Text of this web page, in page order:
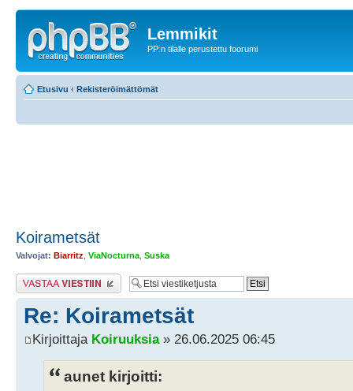
Lemmikit
PP:n tilalle perustettu foorumi
Etusivu ‹ Rekisteröimättömät
Koirametsät
Valvojat: Biarritz ViaNocturna Suska
Lähetä vastaus
Re: Koirametsät
Kirjoittaja Koiruuksia» 26.06.2025 06:45
aunet kirjoitti: